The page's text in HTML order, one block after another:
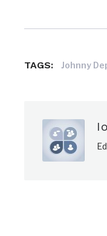
TAGS: Johnny